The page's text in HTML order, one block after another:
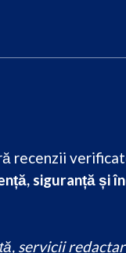
recenzii
siguranță și
servicii